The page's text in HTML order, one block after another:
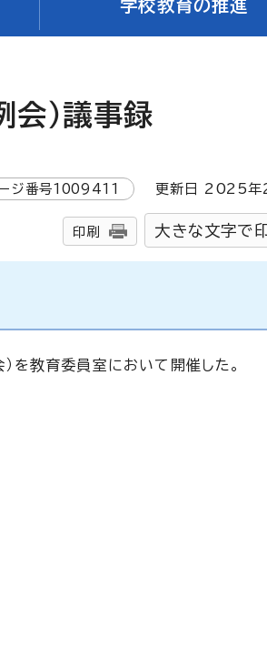
学校教育の推進
）議事録
ジ番号1009411 更新日 2025年
印刷 大きな文字で
を教育委員室において開催した。